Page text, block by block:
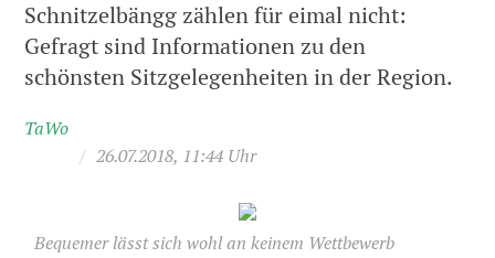
Schnitzelbängg zählen für eimal nicht:
Gefragt sind Informationen zu den
schönsten Sitzgelegenheiten in der Region.
TaWo
/ 26.07.2018, 11:44 Uhr
Bequemer lässt sich wohl an keinem Wettbewerb